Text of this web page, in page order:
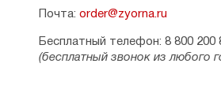
Почта: order@zyorna.ru
Бесплатный телефон: 8 800 200
(бесплатный звонок из любого